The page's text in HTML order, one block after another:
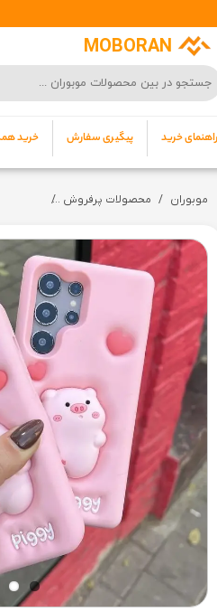
MOBORAN
راهنمای خرید پیگیری سفارش خرید
حساب کاربری من
تغییر گذر واژه
خروج از حساب کاربری
موبوران محصولات پرفروش